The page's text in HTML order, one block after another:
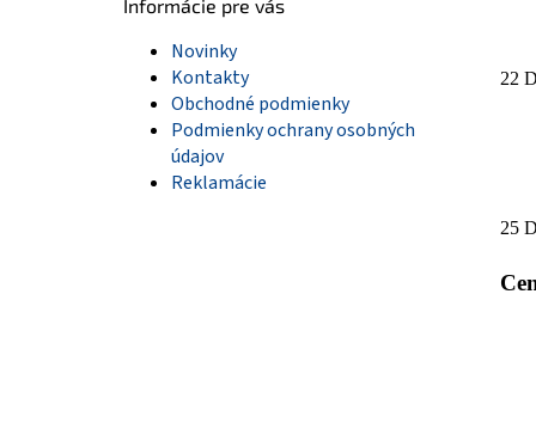
Informácie pre vás
Novinky
Kontakty
Obchodné podmienky
Podmienky ochrany osobných
údajov
Reklamácie
22
25